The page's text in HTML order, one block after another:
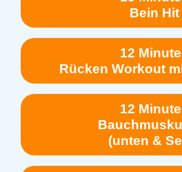
Bein Hit
12
Rücken Workout
12
(unten &